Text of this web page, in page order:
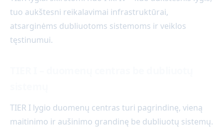
tuo aukštesni reikalavimai infrastruktūrai,
atsarginėms dubliuotoms sistemoms ir veiklos
tęstinumui.
TIER I lygio duomenų centras turi pagrindinę, vieną
maitinimo ir aušinimo grandinę be dubliuotų sistemų.